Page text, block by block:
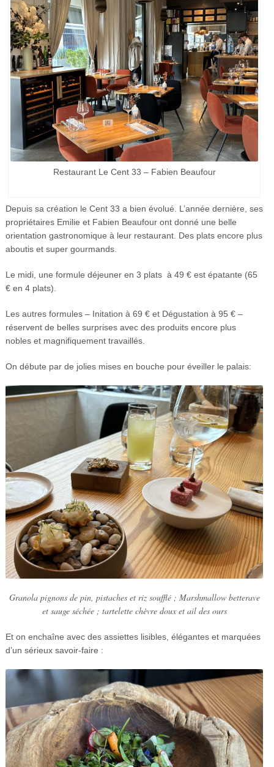
Restaurant Le Cent 33 – Fabien Beaufour
Depuis sa création le Cent 33 a bien évolué. L’année dernière, ses
propriétaires Emilie et Fabien Beaufour ont donné une belle
orientation gastronomique à leur restaurant. Des plats encore plus
aboutis et super gourmands.
Le midi, une formule déjeuner en 3 plats à 49 € est épatante (65
€ en 4 plats).
Les autres formules – Initation à 69 € et Dégustation à 95 € –
réservent de belles surprises avec des produits encore plus
nobles et magnifiquement travaillés.
On débute par de jolies mises en bouche pour éveiller le palais:
Granola pignons de pin, pistaches et riz soufflé ; Marshmallow betterave
et sauge séchée ; tartelette chèvre doux et ail des ours
Et on enchaîne avec des assiettes lisibles, élégantes et marquées
d’un sérieux savoir-faire :